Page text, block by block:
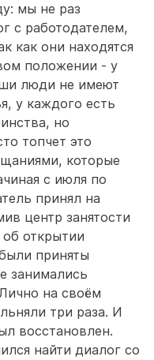
мы не раз
с работодателем,
как они находятся
положении - у
люди не имеют
у каждого есть
но
топчет это
которые
с июля по
принял на
центр занятости
открытии
приняты
занимались
на своём
три раза. И
восстановлен.
найти диалог со